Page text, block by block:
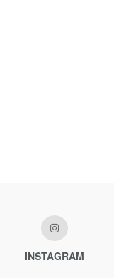
INSTAGRAM